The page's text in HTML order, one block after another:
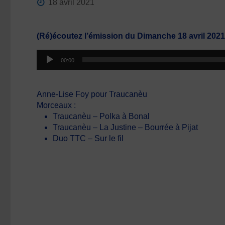
18 avril 2021
(Ré)écoutez l’émission du Dimanche 18 avril 2021
Lecteur
audio
00:00
Anne-Lise Foy pour Traucanèu
Morceaux :
Traucanèu – Polka à Bonal
Traucanèu – La Justine – Bourrée à Pijat
Duo TTC – Sur le fil